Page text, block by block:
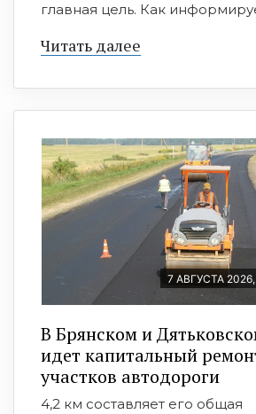
главная цель. Как
Читать далее
7 АВГУСТА 2026,
В Брянском и
идет капитальный
участков автодороги
4,2 км составляет его общая